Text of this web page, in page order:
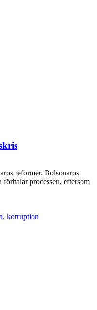
reformer. Bolsonaros
förhalar processen, eftersom
, korruption